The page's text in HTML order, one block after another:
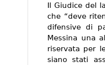
Il Giudice del
che “deve
difensive di
Messina una
riservata per
siano stati